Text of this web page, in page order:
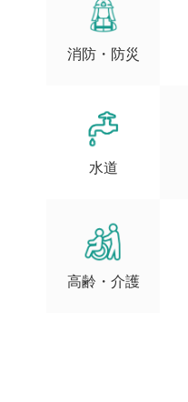
消防・防災
水道
高齢・介護